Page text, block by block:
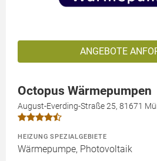
ANGEBOTE
Octopus Wärmepumpen
August-Everding-Straße 25, 81671
HEIZUNG SPEZIALGEBIETE
Wärmepumpe, Photovoltaik